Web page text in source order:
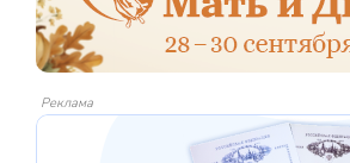
Реклама